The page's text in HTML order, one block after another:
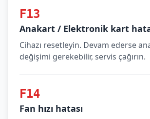
F13
Anakart / Elektronik kart
Cihazı resetleyin. Devam ederse
değişimi gerekebilir, servis çağırın.
F14
Fan hızı hatası